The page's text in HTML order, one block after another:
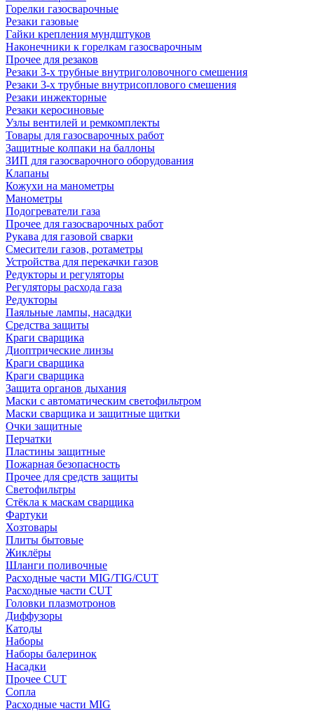
Горелки газосварочные
Резаки газовые
Гайки крепления мундштуков
Наконечники к горелкам газосварочным
Прочее для резаков
Резаки 3-х трубные внутриголовочного смешения
Резаки 3-х трубные внутрисоплового смешения
Резаки инжекторные
Резаки керосиновые
Узлы вентилей и ремкомплекты
Товары для газосварочных работ
Защитные колпаки на баллоны
ЗИП для газосварочного оборудования
Клапаны
Кожухи на манометры
Манометры
Подогреватели газа
Прочее для газосварочных работ
Рукава для газовой сварки
Смесители газов, ротаметры
Устройства для перекачки газов
Редукторы и регуляторы
Регуляторы расхода газа
Редукторы
Паяльные лампы, насадки
Средства защиты
Краги сварщика
Диоптрические линзы
Краги сварщика
Краги сварщика
Защита органов дыхания
Маски с автоматическим светофильтром
Маски сварщика и защитные щитки
Очки защитные
Перчатки
Пластины защитные
Пожарная безопасность
Прочее для средств защиты
Светофильтры
Стёкла к маскам сварщика
Фартуки
Хозтовары
Плиты бытовые
Жиклёры
Шланги поливочные
Расходные части MIG/TIG/CUT
Расходные части CUT
Головки плазмотронов
Диффузоры
Катоды
Наборы
Наборы балеринок
Насадки
Прочее CUT
Сопла
Расходные части MIG